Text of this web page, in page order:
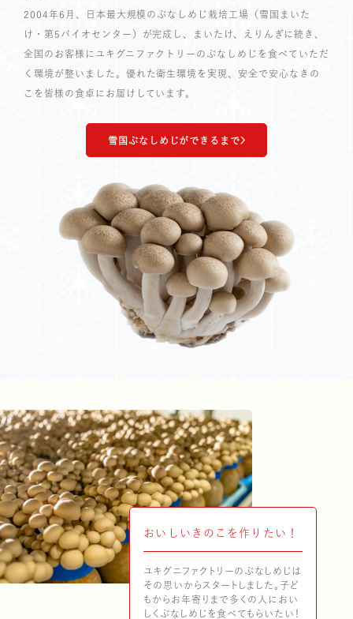
雪国えりんぎ
マッシュルーム
キノコのお肉
商品に関する
ユキグニマルシ
コーポレート・ガバナン
サステナビリティマネジ
マテリアリティ
社長メッセー
コーポレート アイデン
2004年6月、日本最大規模のぶなしめじ栽培工場（雪国まいた
け・第5バイオセンター）が完成し、まいたけ、えりんぎに続き、
全国のお客様にユキグニファクトリーのぶなしめじを食べていただ
く環境が整いました。優れた衛生環境を実現、安全で安心なきの
こを皆様の食卓にお届けしています。
雪国ぶなしめじができるまで
おいしいきのこを作りたい！
ユキグニファクトリーのぶなしめじは
その思いからスタートしました。子ど
もからお年寄りまで多くの人におい
しくぶなしめじを食べてもらいたい！